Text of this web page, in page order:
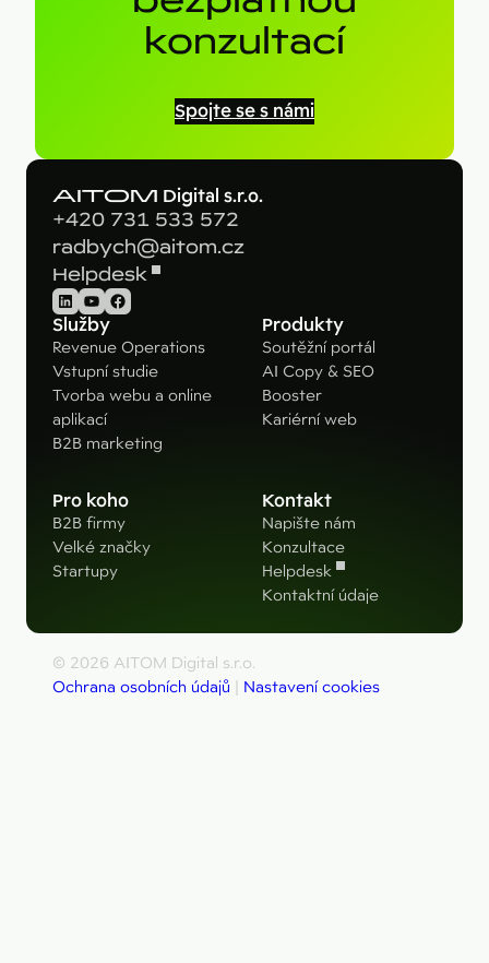
konzultací
Spojte se s námi
AITOM Digital s.r.o.
+420 731 533 572
radbych@aitom.cz
Helpdesk
LinkedIn
YouTube
Facebook
Služby
Revenue Operations
Vstupní studie
Tvorba webu a online
aplikací
B2B marketing
Produkty
Soutěžní portál
AI Copy & SEO
Booster
Kariérní web
Pro koho
B2B firmy
Velké značky
Startupy
Kontakt
Napište nám
Konzultace
Helpdesk
Kontaktní údaje
© 2026 AITOM Digital s.r.o.
Ochrana osobních údajů | Nastavení cookies